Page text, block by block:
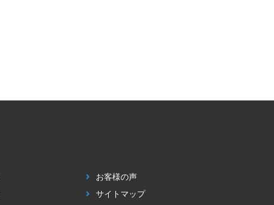
お客様の声
サイトマップ